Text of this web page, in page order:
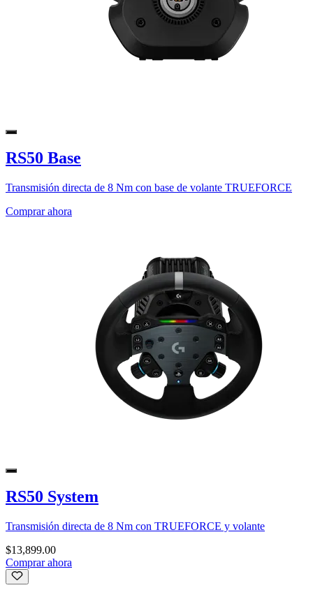
RS50 Base
Transmisión directa de 8 Nm con base de volante TRUEFORCE
Comprar ahora
RS50 System
Transmisión directa de 8 Nm con TRUEFORCE y volante
$13,899.00
Comprar ahora